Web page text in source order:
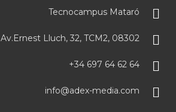
Tecnocampus Mataró
Av.Ernest Lluch, 32, TCM2, 08302
+34 697 64 62 64
info@adex-media.com